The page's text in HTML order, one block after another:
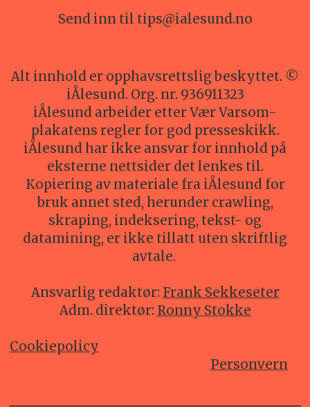
Send inn til tips@ialesund.no
Alt innhold er opphavsrettslig beskyttet. ©
iÅlesund. Org. nr. 936911323
iÅlesund arbeider etter Vær Varsom-
plakatens regler for god presseskikk.
iÅlesund har ikke ansvar for innhold på
eksterne nettsider det lenkes til.
Kopiering av materiale fra iÅlesund for
bruk annet sted, herunder crawling,
skraping, indeksering, tekst- og
datamining, er ikke tillatt uten skriftlig
avtale.
Ansvarlig redaktør: Frank Sekkeseter
Adm. direktør: Ronny Stokke
Cookiepolicy
Personvern